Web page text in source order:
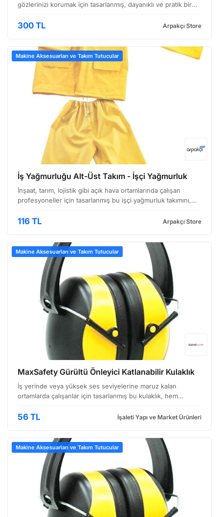
gözlerinizi korumak için tasarlanmış, dayanıklı ve pratik bir
için uygun olan bu gözlük, geniş görüş ala…
300 TL Arpakçı Store
Makine Aksesuarları ve Takım Tutucular
İş Yağmurluğu Alt-Üst Takım - İşçi Yağmurluk
İnşaat, tarım, lojistik gibi açık hava ortamlarında çalışan
profesyoneller için tasarlanmış bu işçi yağmurluk takımını,
olarak sunuyoruz. Takım, iş güvenliği s…
116 TL Arpakçı Store
Makine Aksesuarları ve Takım Tutucular
MaxSafety Gürültü Önleyici Katlanabilir Kulaklık
İş yerinde veya yüksek ses seviyelerine maruz kalan
ortamlarda çalışanlar için tasarlanmış bu kulaklık, hem
sunuyor. Özellikle endüstriyel mutfaklarda, inşaatlarda veya
56 TL İşaleti Yapı ve Market Ürünleri
Makine Aksesuarları ve Takım Tutucular